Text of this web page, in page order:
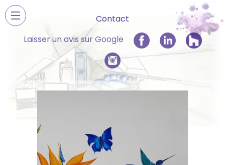
Accueil
Contact
Laisser un avis sur Google